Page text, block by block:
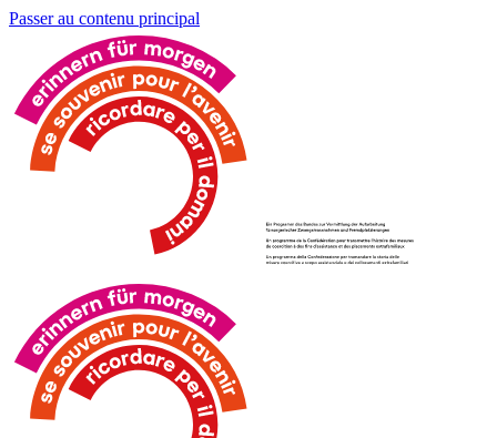
Passer au contenu principal